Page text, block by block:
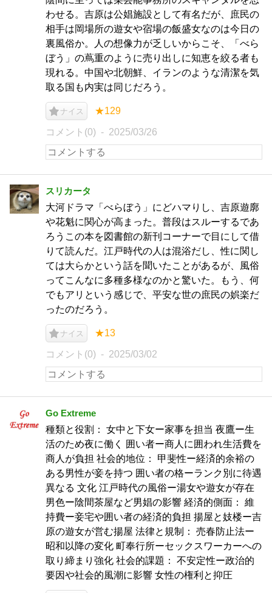
わせる。吉原は公娼施設として有名だが、庶民の
相手は岡場所の遊女や宿場の飯盛女なのは今日の
裏風俗か。人の想像力が乏しいからこそ、「べら
ぼう」の蔦重のように売り出しに知恵を絞る者も
現れる。中国や北朝鮮、イランのような清潔を気
取る国も内実は同じだろう。
ナイス ★129
コメント(0) 2025/03/26
スリカータ
大河ドラマ「べらぼう」にどハマりし、吉原遊廓
や花魁に関心が高まった。普段はスルーするであ
ろうこの本を図書館の新刊コーナーで目にして借
りて読んだ。江戸時代の人は混浴だし、性に関し
ては大らかという話を聞いたことがあるが、風俗
ってこんなに多種多様なのかと驚いた。もう、何
でもアリという感じで、平安な世の庶民の娯楽だ
ったのだろう。
ナイス ★13
コメント(0) 2025/03/02
Go Extreme
種類と役割： 女中と下女ー家事を担当 夜鷹ー生
活のため夜に働く 囲い者ー商人に囲われ生活費を
商人が負担 社会的地位： 甲斐性ー経済的余裕の
ある男性が妾を持つ 囲い者の格ーランク別に待遇
異なる 文化 江戸時代の風俗ー湯女や遊女が存在
男色ー陰間茶屋など男娼の影響 経済的側面： 維
持費ー妾宅や囲い者の経済的負担 揚屋と妓楼ー吉
原の遊女が営む揚屋 法律と規制： 売春防止法ー
昭和以降の変化 町奉行所ーセックスワーカーへの
取り締まり強化 社会的課題： 不安定性ー政治的
要因や社会的風潮に影響 女性の権利と抑圧